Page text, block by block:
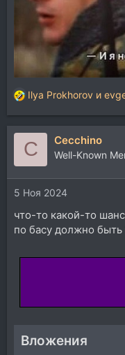
Р
е
а
и
и
:
Ilya Prokhorov и
C Cecchino
Well-Known
5 Ноя 2024
что-то какой-то
по басу должно быть
Вложения